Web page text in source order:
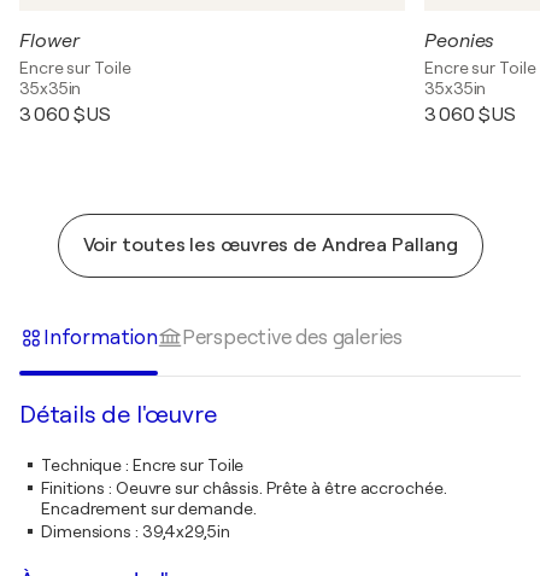
Flower
Encre sur Toile
35x35in
3 060 $US
Peonies
Encre sur Toile
35x35in
3 060 $US
Voir toutes les œuvres de Andrea Pallang
Information Perspective des galeries
Détails de l'œuvre
Technique: Encre sur Toile
Finitions : Oeuvre sur châssis. Prête à être accrochée.
Encadrement sur demande.
Dimensions : 39,4x29,5in